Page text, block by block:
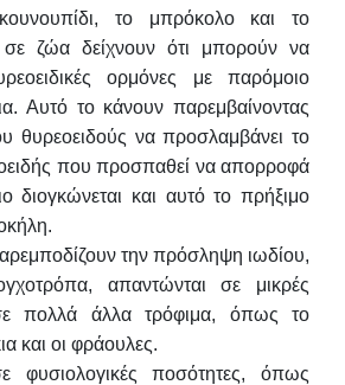
το μπρόκολο και το
σε ζώα δείχνουν ότι μπορούν να
ορμόνες με παρόμοιο
Αυτό το κάνουν παρεμβαίνοντας
θυρεοειδούς να προσλαμβάνει το
που προσπαθεί να απορροφά
διογκώνεται και αυτό το πρήξιμο
την πρόσληψη ιωδίου,
απαντώνται σε μικρές
πολλά άλλα τρόφιμα, όπως το
και οι φράουλες.
φυσιολογικές ποσότητες, όπως